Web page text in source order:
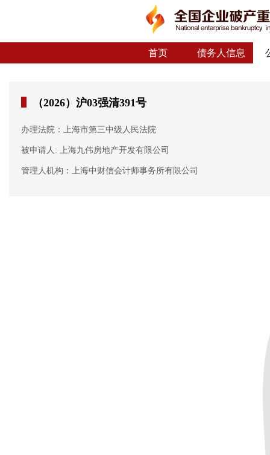
首页 债务人信息
（2026）沪03强清391号
办理法院：上海市第三中级人民法院
被申请人: 上海九伟房地产开发有限公司
管理人机构：上海中财信会计师事务所有限公司